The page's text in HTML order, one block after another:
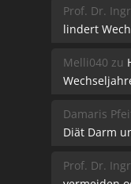
Prof. Dr.
lindert
Melli040 zu
Damaris
Diät Darm
Prof. Dr.